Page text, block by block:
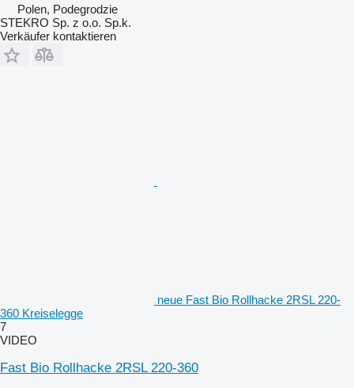
Polen, Podegrodzie
STEKRO Sp. z o.o. Sp.k.
Verkäufer kontaktieren
neue Fast Bio Rollhacke 2RSL 220-
360 Kreiselegge
7
VIDEO
Fast Bio Rollhacke 2RSL 220-360